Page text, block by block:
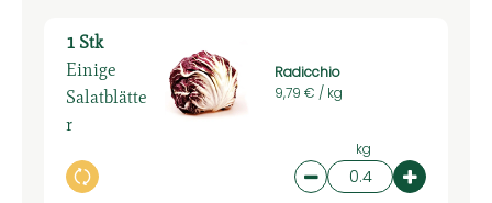
1 Stk
Einige
Salatblätte
r
Auswahl ändern
Radicchio
9,79 € / kg
kg
Artikelanzahl